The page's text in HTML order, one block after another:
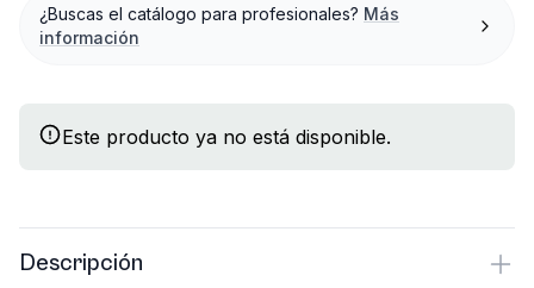
¿Buscas el catálogo para profesionales? Más
información
Este producto ya no está disponible.
Descripción